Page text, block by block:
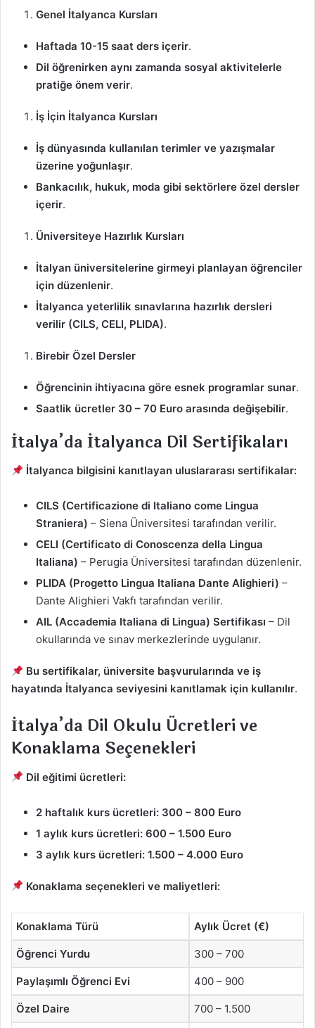
Genel İtalyanca Kursları
Haftada 10-15 saat ders içerir.
Dil öğrenirken aynı zamanda sosyal aktivitelerle
pratiğe önem verir.
İş İçin İtalyanca Kursları
İş dünyasında kullanılan terimler ve yazışmalar
üzerine yoğunlaşır.
Bankacılık, hukuk, moda gibi sektörlere özel dersler
içerir.
Üniversiteye Hazırlık Kursları
İtalyan üniversitelerine girmeyi planlayan öğrenciler
için düzenlenir.
İtalyanca yeterlilik sınavlarına hazırlık dersleri
verilir (CILS, CELI, PLIDA).
Birebir Özel Dersler
Öğrencinin ihtiyacına göre esnek programlar sunar.
Saatlik ücretler 30 – 70 Euro arasında değişebilir.
İtalya’da İtalyanca Dil Sertifikaları
İtalyanca bilgisini kanıtlayan uluslararası sertifikalar:
CILS (Certificazione di Italiano come Lingua
Straniera) – Siena Üniversitesi tarafından verilir.
CELI (Certificato di Conoscenza della Lingua
Italiana) – Perugia Üniversitesi tarafından düzenlenir.
PLIDA (Progetto Lingua Italiana Dante Alighieri) –
Dante Alighieri Vakfı tarafından verilir.
AIL (Accademia Italiana di Lingua) Sertifikası – Dil
okullarında ve sınav merkezlerinde uygulanır.
Bu sertifikalar, üniversite başvurularında ve iş
hayatında İtalyanca seviyesini kanıtlamak için kullanılır.
İtalya’da Dil Okulu Ücretleri ve
Konaklama Seçenekleri
Dil eğitimi ücretleri:
2 haftalık kurs ücretleri: 300 – 800 Euro
1 aylık kurs ücretleri: 600 – 1.500 Euro
3 aylık kurs ücretleri: 1.500 – 4.000 Euro
Konaklama seçenekleri ve maliyetleri:
Konaklama Türü Aylık Ücret (€)
Öğrenci Yurdu 300 – 700
Paylaşımlı Öğrenci Evi 400 – 900
Özel Daire 700 – 1.500